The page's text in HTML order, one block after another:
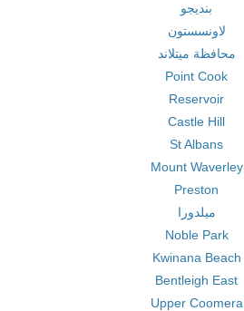
بنديجو
لاونسستون
محافظة ميتلاند
Point Cook
Reservoir
Castle Hill
St Albans
Mount Waverley
Preston
ميلدورا
Noble Park
Kwinana Beach
Bentleigh East
Upper Coomera